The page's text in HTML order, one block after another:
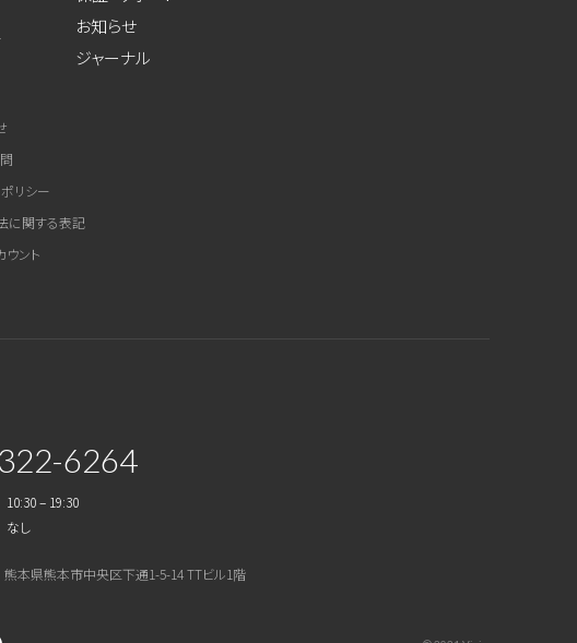
お知らせ
ジャーナル
リシー
に関する表記
ウント
6264
10:30 – 19:30
なし
本県熊本市中央区下通1-5-14 TTビル1階